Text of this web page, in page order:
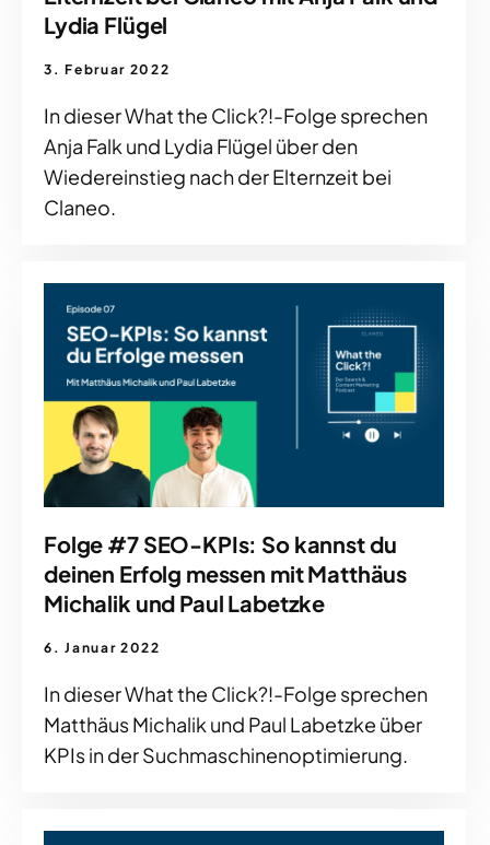
Lydia Flügel
3. Februar 2022
In dieser What the Click?!-Folge sprechen
Anja Falk und Lydia Flügel über den
Wiedereinstieg nach der Elternzeit bei
Claneo.
Folge #7 SEO-KPIs: So kannst du
deinen Erfolg messen mit Matthäus
Michalik und Paul Labetzke
6. Januar 2022
In dieser What the Click?!-Folge sprechen
Matthäus Michalik und Paul Labetzke über
KPIs in der Suchmaschinenoptimierung.